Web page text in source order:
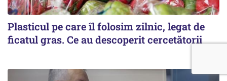
Plasticul pe care îl folosim zilnic, legat de
ficatul gras. Ce au descoperit cercetătorii